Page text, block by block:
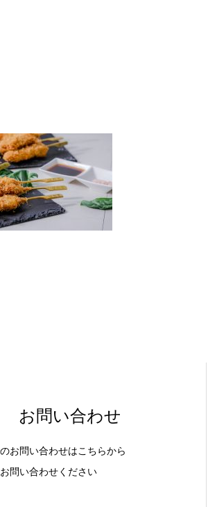
お問い合わせ
お問い合わせはこちらから
問い合わせください